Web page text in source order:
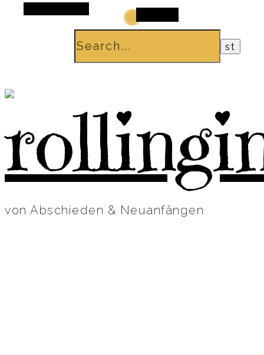
von Abschieden & Neuanfängen